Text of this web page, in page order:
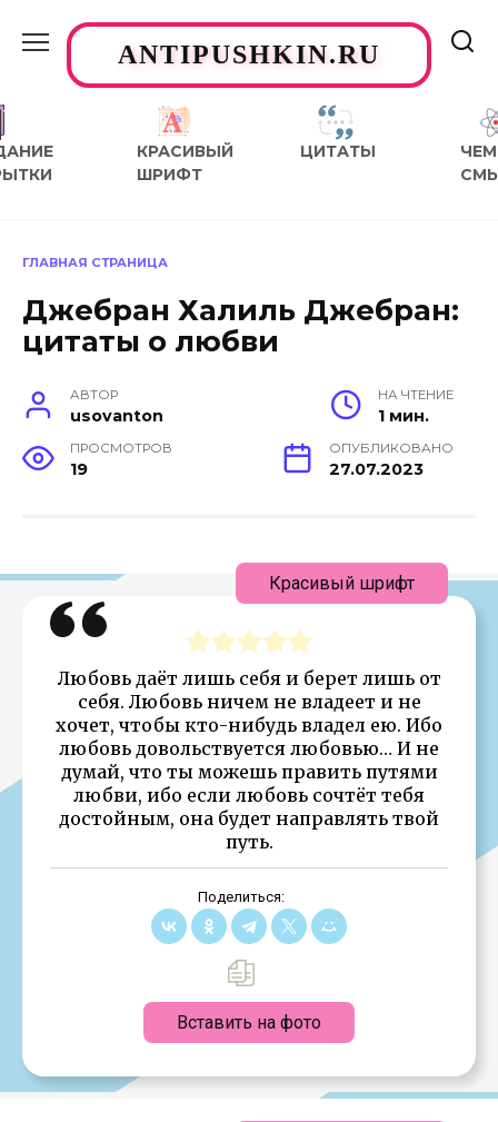
содержаниюANTIPUSHKIN.RU
КРАСИВЫЙ
ШРИФТ
ЦИТАТЫ
ЧЕМ
ГЛАВНАЯ СТРАНИЦА
Джебран Халиль Джебран:
цитаты о любви
АВТОР
usovanton
НА ЧТЕНИЕ
1 мин.
ПРОСМОТРОВ
19
ОПУБЛИКОВАНО
27.07.2023
Любовь даёт лишь себя и берет лишь от
себя. Любовь ничем не владеет и не
хочет, чтобы кто-нибудь владел ею. Ибо
любовь довольствуется любовью… И не
думай, что ты можешь править путями
любви, ибо если любовь сочтёт тебя
достойным, она будет направлять твой
путь.
Поделиться:
Вставить на фото
Красивый шрифт